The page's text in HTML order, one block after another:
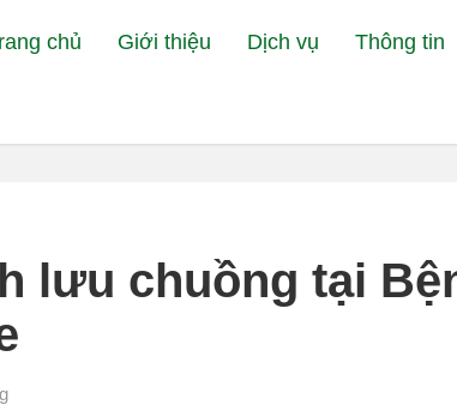
chủ Giới thiệu Dịch vụ Thông tin
lưu chuồng tại